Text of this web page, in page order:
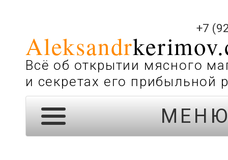
Aleksandr
Всё об открытии мясного
и секретах его прибыльной
+7